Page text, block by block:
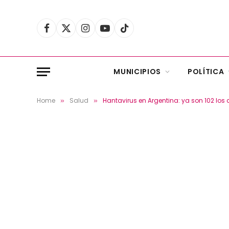
Facebook
X
Instagram
YouTubeTikTok
MUNICIPIOS POLÍTICA
Home » Salud » Hantavirus en Argentina: ya son 102